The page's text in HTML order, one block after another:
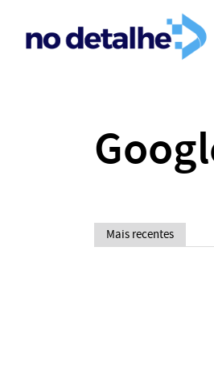
Mais recentes